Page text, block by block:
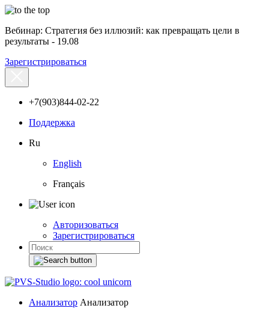
Вебинар: Стратегия без иллюзий: как превращать цели в
результаты - 19.08
Зарегистрироваться
+7(903)844-02-22
Поддержка
Ru
English
Français
Авторизоваться
Зарегистрироваться
Анализатор Анализатор